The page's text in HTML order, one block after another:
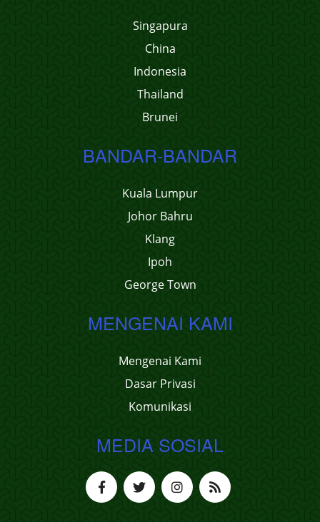
Singapura
China
Indonesia
Thailand
Brunei
BANDAR-BANDAR
Kuala Lumpur
Johor Bahru
Klang
Ipoh
George Town
MENGENAI KAMI
Mengenai Kami
Dasar Privasi
Komunikasi
MEDIA SOSIAL